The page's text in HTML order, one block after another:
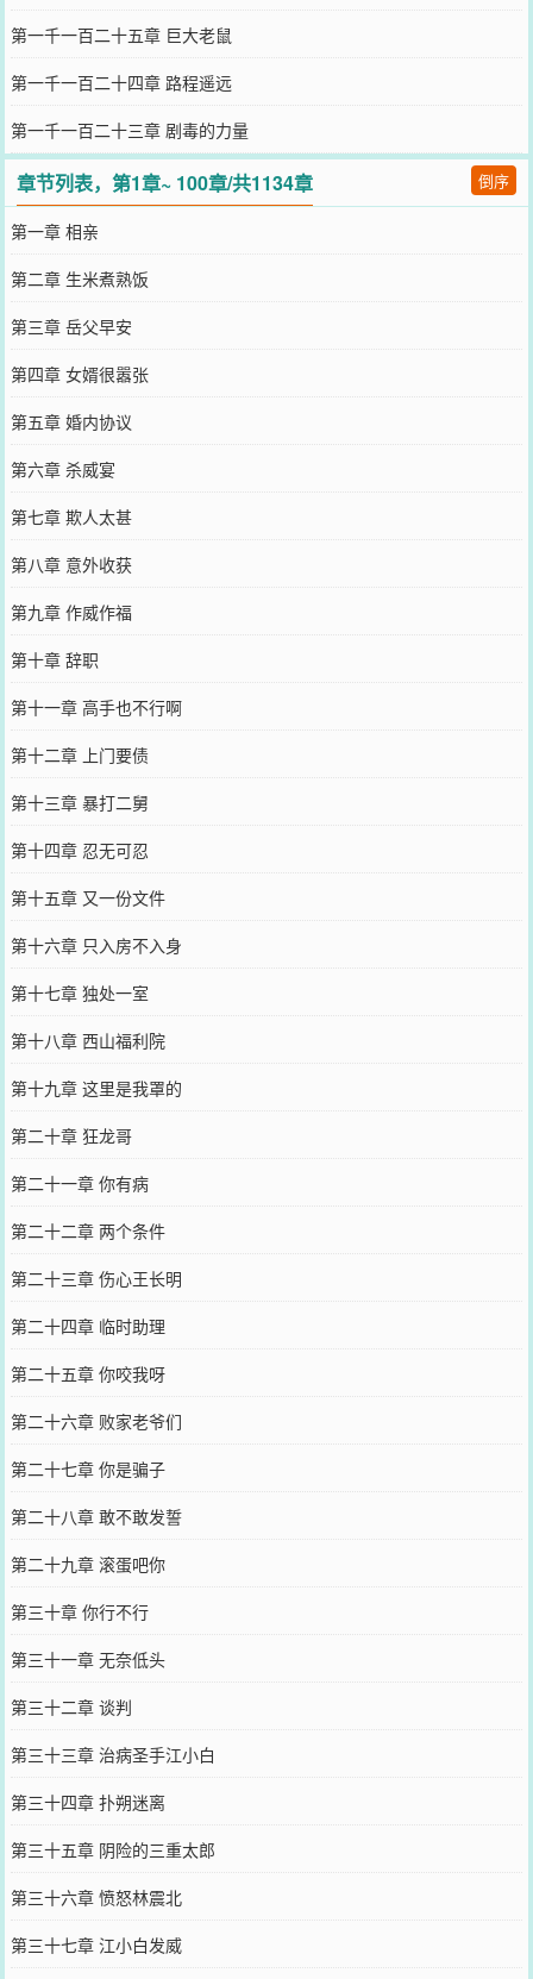
第一千一百二十五章 巨大老鼠
第一千一百二十四章 路程遥远
第一千一百二十三章 剧毒的力量
章节列表，第1章~ 100章/共1134章 倒序
第一章 相亲
第二章 生米煮熟饭
第三章 岳父早安
第四章 女婿很嚣张
第五章 婚内协议
第六章 杀威宴
第七章 欺人太甚
第八章 意外收获
第九章 作威作福
第十章 辞职
第十一章 高手也不行啊
第十二章 上门要债
第十三章 暴打二舅
第十四章 忍无可忍
第十五章 又一份文件
第十六章 只入房不入身
第十七章 独处一室
第十八章 西山福利院
第十九章 这里是我罩的
第二十章 狂龙哥
第二十一章 你有病
第二十二章 两个条件
第二十三章 伤心王长明
第二十四章 临时助理
第二十五章 你咬我呀
第二十六章 败家老爷们
第二十七章 你是骗子
第二十八章 敢不敢发誓
第二十九章 滚蛋吧你
第三十章 你行不行
第三十一章 无奈低头
第三十二章 谈判
第三十三章 治病圣手江小白
第三十四章 扑朔迷离
第三十五章 阴险的三重太郎
第三十六章 愤怒林震北
第三十七章 江小白发威